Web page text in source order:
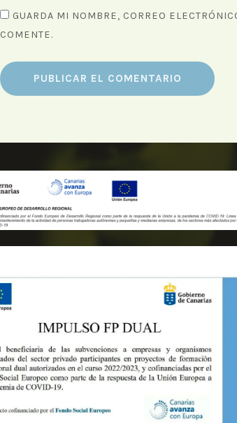
GUARDA MI NOMBRE, CORREO
COMENTE.